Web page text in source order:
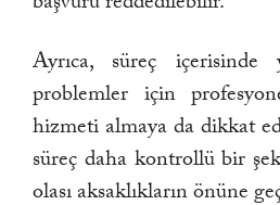
Ayrıca, süreç içerisinde
problemler için
hizmeti almaya da dikkat
süreç daha kontrollü bir
olası aksaklıkların önüne